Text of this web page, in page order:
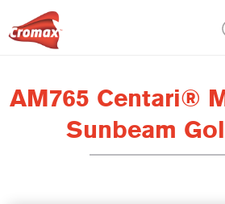
AM765 Centari®
Sunbeam